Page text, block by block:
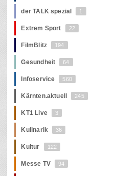
der TALK spezial 1
Extrem Sport 22
FilmBlitz 194
Gesundheit 64
Infoservice 560
Kärnten.aktuell 245
KT1 Live 3
Kulinarik 36
Kultur 122
Messe TV 94